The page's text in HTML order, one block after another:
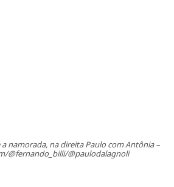
namorada, na direita Paulo com Antônia –
@fernando_billi/@paulodalagnoli